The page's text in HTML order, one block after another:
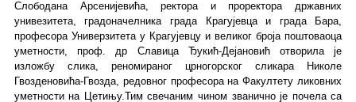
Слободана Арсенијевића, ректора и проректора државних
унивезитета, градоначелника града Крагујевца и града Бара,
професора Универзитета у Крагујевцу и великог броја поштоваоца
уметности, проф. др Славица Ђукић-Дејановић отворила је
изложбу слика, реномираног црногорског сликара Николе
Гвозденовића-Гвозда, редовног професора на Факултету ликовних
уметности на Цетињу.Тим свечаним чином званично је почела са